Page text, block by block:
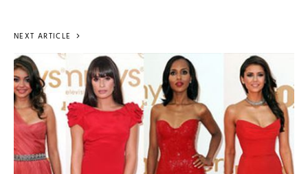
NEXT ARTICLE